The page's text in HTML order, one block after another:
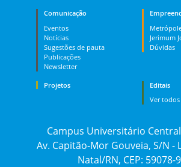
Comunicação
Eventos
Notícias
Sugestões de pauta
Publicações
Newsletter
Jerimum
Dúvidas
Projetos
Editais
Ver todos
Campus Universitário Central
Av. Capitão-Mor Gouveia, S/N -
Natal/RN, CEP: 59078-